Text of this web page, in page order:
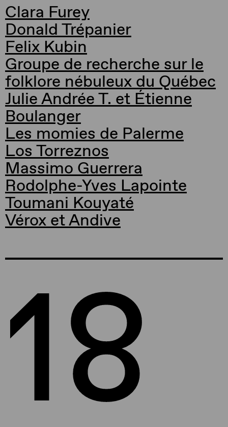
Clara Furey
Donald Trépanier
Felix Kubin
Groupe de recherche sur le
folklore nébuleux du Québec
Julie Andrée T. et Étienne
Boulanger
Les momies de Palerme
Los Torreznos
Massimo Guerrera
Rodolphe-Yves Lapointe
Toumani Kouyaté
Vérox et Andive
18